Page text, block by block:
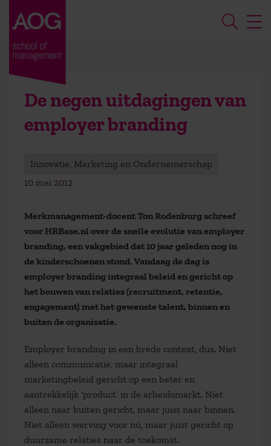
De negen uitdagingen van
employer branding
Innovatie, Marketing en Ondernemerschap
10 mei 2012
Merkmanagement-docent Ton Rodenburg schreef
voor HRBase.nl over de snelle evolutie van employer
branding, een vakgebied dat 10 jaar geleden nog in
de kinderschoenen stond. Vandaag de dag is
employer branding integraal beleid en gericht op
het bouwen van relaties (recruitment, retentie,
engagement) met het gewenste talent, binnen en
buiten de organisatie.
Employer branding in een brede context, dus. Niet
alleen communicatie, maar integraal
marketingbeleid gericht op een beter en
aantrekkelijk ‘product’ in de arbeidsmarkt. Niet
alleen naar buiten gericht, maar juist naar binnen.
Niet alleen werving voor nú, maar juist gericht op
duurzame relaties naar de toekomst.